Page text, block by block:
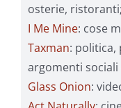
osterie, ristoranti;
I Me Mine: cose
Taxman: politica,
argomenti
Glass Onion: